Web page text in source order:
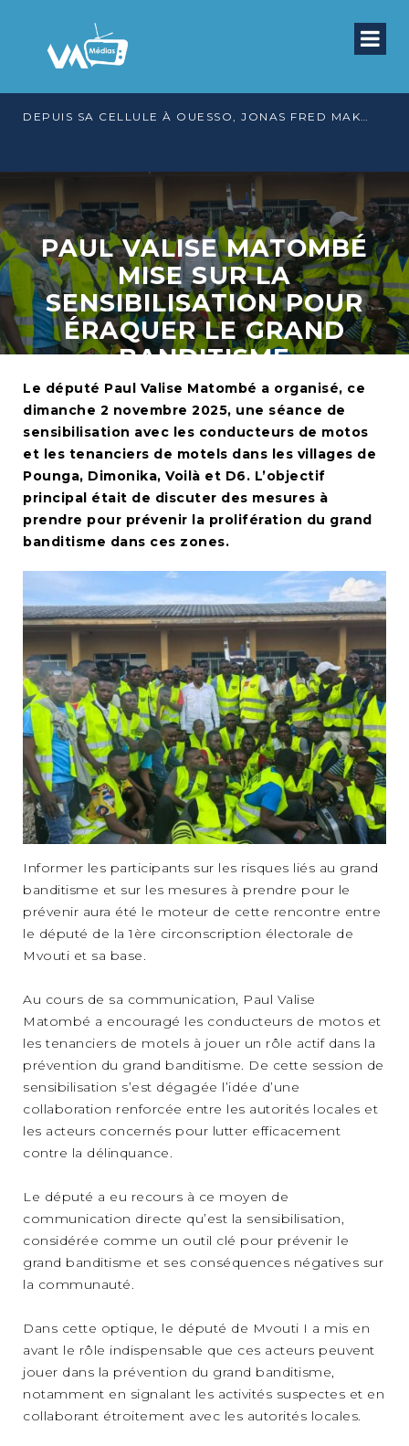
DEPUIS SA CELLULE À OUESSO, JONAS FRED MAKITA DÉNONCE CE QU’IL QUALIFIE DE DÉNI DE JUSTICE
PAUL VALISE MATOMBÉ
MISE SUR LA
SENSIBILISATION POUR
ÉRAQUER LE GRAND
BANDITISME
Le député Paul Valise Matombé a organisé, ce
dimanche 2 novembre 2025, une séance de
sensibilisation avec les conducteurs de motos
et les tenanciers de motels dans les villages de
Pounga, Dimonika, Voilà et D6. L’objectif
principal était de discuter des mesures à
prendre pour prévenir la prolifération du grand
banditisme dans ces zones.
Informer les participants sur les risques liés au grand
banditisme et sur les mesures à prendre pour le
prévenir aura été le moteur de cette rencontre entre
le député de la 1ère circonscription électorale de
Mvouti et sa base.
Au cours de sa communication, Paul Valise
Matombé a encouragé les conducteurs de motos et
les tenanciers de motels à jouer un rôle actif dans la
prévention du grand banditisme. De cette session de
sensibilisation s’est dégagée l’idée d’une
collaboration renforcée entre les autorités locales et
les acteurs concernés pour lutter efficacement
contre la délinquance.
Le député a eu recours à ce moyen de
communication directe qu’est la sensibilisation,
considérée comme un outil clé pour prévenir le
grand banditisme et ses conséquences négatives sur
la communauté.
Dans cette optique, le député de Mvouti I a mis en
avant le rôle indispensable que ces acteurs peuvent
jouer dans la prévention du grand banditisme,
notamment en signalant les activités suspectes et en
collaborant étroitement avec les autorités locales.